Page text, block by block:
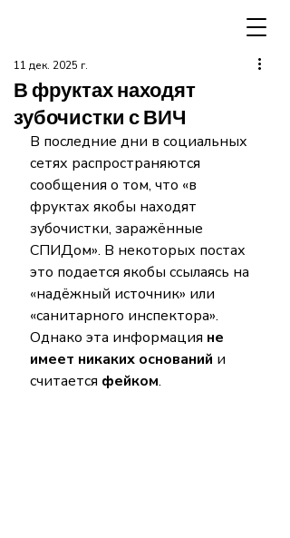
В фруктах находят
зубочистки с ВИЧ
11 дек. 2025 г.
В последние дни в социальных
сетях распространяются
сообщения о том, что «в
фруктах якобы находят
зубочистки, заражённые
СПИДом». В некоторых постах
это подается якобы ссылаясь на
«надёжный источник» или
«санитарного инспектора».
Однако эта информация не
имеет никаких оснований и
считается фейком.